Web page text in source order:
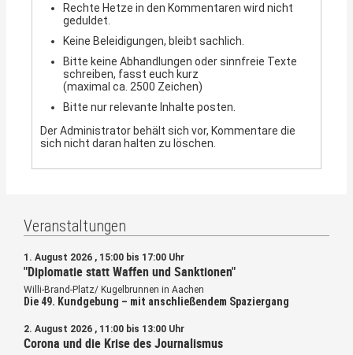
Rechte Hetze in den Kommentaren wird nicht
geduldet.
Keine Beleidigungen, bleibt sachlich.
Bitte keine Abhandlungen oder sinnfreie Texte
schreiben, fasst euch kurz
(maximal ca. 2500 Zeichen)
Bitte nur relevante Inhalte posten.
Der Administrator behält sich vor, Kommentare die
sich nicht daran halten zu löschen.
Veranstaltungen
1. August 2026 , 15:00 bis 17:00 Uhr
"Diplomatie statt Waffen und Sanktionen"
Willi-Brand-Platz/ Kugelbrunnen in Aachen
Die 49. Kundgebung – mit anschließendem Spaziergang
2. August 2026 , 11:00 bis 13:00 Uhr
Corona und die Krise des Journalismus